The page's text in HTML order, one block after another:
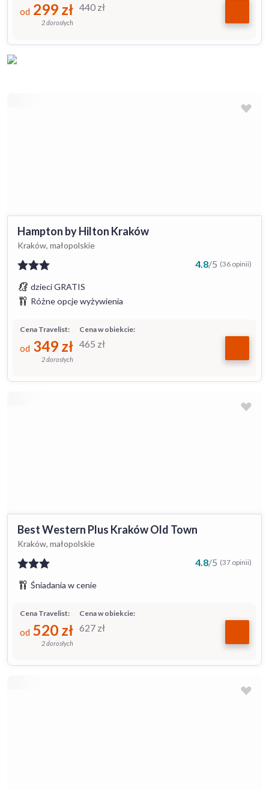
440 zł
od 299 zł
2 dorosłych
Hampton by Hilton Kraków
Kraków, małopolskie
4.8/5 (36 opinii)
dzieci GRATIS
Różne opcje wyżywienia
Cena w obiekcie:
465 zł
Cena Travelist:
od 349 zł
2 dorosłych
Best Western Plus Kraków Old Town
Kraków, małopolskie
4.8/5 (37 opinii)
Śniadania w cenie
Cena w obiekcie:
627 zł
Cena Travelist:
od 520 zł
2 dorosłych